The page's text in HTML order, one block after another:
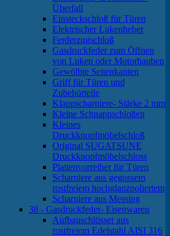
Überfall
Einsteckschloß für Türen
Elektrischer Lukenheber
Ferderzugschloß
Gasdruckfeder zum Öffnen
von Luken oder Motorhauben
Gewölbte Seitenkanten
Griff für Türen und
Zubehörteile
Klappscharniere- Stärke 2 mm
Kleine Schnappschloßen
Kleines
Druckknopfmöbelschloß
Original SUGATSUNE
Druckknopfmöbelschloss
Plattenvorreiber für Türen
Scharniere aus gegossem
rostfreiem hochglanzpoliertem
Scharniere aus Messing
38 - Gasdruckfeder- Eisenwaren
Aufbauschlösser aus
rostfreiem Edelstahl AISI 316